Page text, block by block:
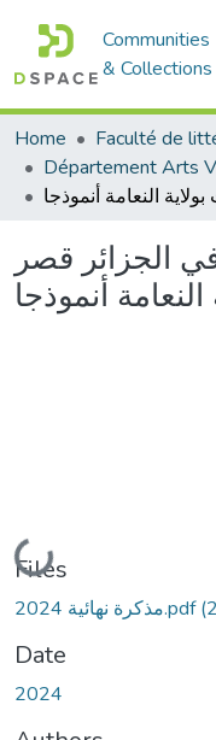
Communities
& Collections
Home
Département Arts
الجزائر قصر
أنموذجا
Loading...
Files
مذكرة نهائية 2024.pdf
Date
2024